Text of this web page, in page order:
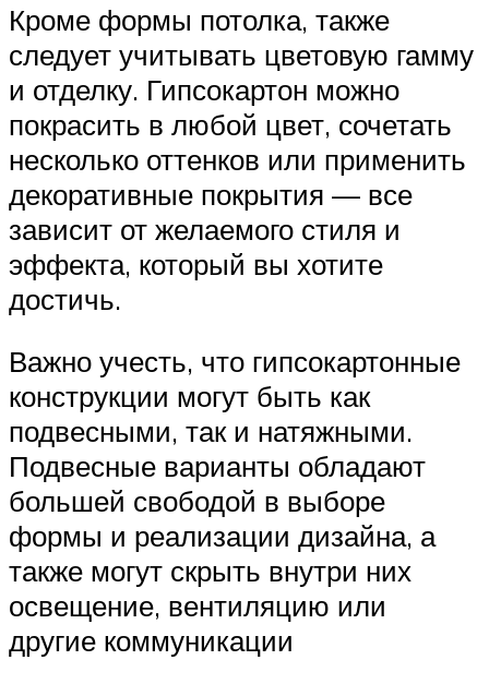
Кроме формы потолка, также
следует учитывать цветовую гамму
и отделку. Гипсокартон можно
покрасить в любой цвет, сочетать
несколько оттенков или применить
декоративные покрытия — все
зависит от желаемого стиля и
эффекта, который вы хотите
достичь.
Важно учесть, что гипсокартонные
конструкции могут быть как
подвесными, так и натяжными.
Подвесные варианты обладают
большей свободой в выборе
формы и реализации дизайна, а
также могут скрыть внутри них
освещение, вентиляцию или
другие коммуникации